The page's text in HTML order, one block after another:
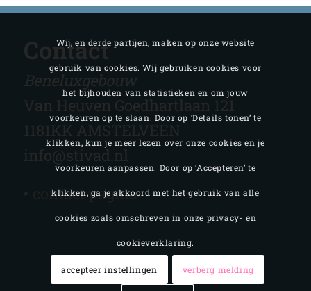
Contact
Beneluxgebouw
Van Heuven Goedhartlaan 121
1181KK AMSTELVEEN
info@stivad.nl
‣
contact pagina
Wij, en derde partijen, maken op onze website
gebruik van cookies. Wij gebruiken cookies voor
het bijhouden van statistieken en om jouw
voorkeuren op te slaan. Door op ‘Details tonen’ te
klikken, kun je meer lezen over onze cookies en je
voorkeuren aanpassen. Door op ‘Accepteren’ te
klikken, ga je akkoord met het gebruik van alle
cookies zoals omschreven in onze privacy- en
cookieverklaring.
accepteer instellingen verberg melding